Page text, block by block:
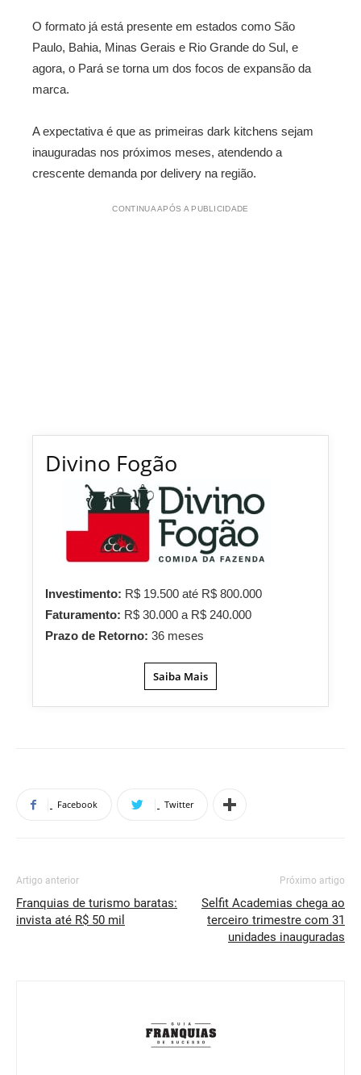
O formato já está presente em estados como São
Paulo, Bahia, Minas Gerais e Rio Grande do Sul, e
agora, o Pará se torna um dos focos de expansão da
marca.
A expectativa é que as primeiras dark kitchens sejam
inauguradas nos próximos meses, atendendo a
crescente demanda por delivery na região.
CONTINUA APÓS A PUBLICIDADE
Divino Fogão
Investimento: R$ 19.500 até R$ 800.000
Faturamento: R$ 30.000 a R$ 240.000
Prazo de Retorno: 36 meses
Saiba Mais
Facebook Twitter
Artigo anterior
Franquias de turismo baratas:
invista até R$ 50 mil
Próximo artigo
Selfit Academias chega ao
terceiro trimestre com 31
unidades inauguradas